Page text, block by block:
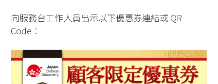
向服務台工作人員出示以下優惠券連結或 QR
Code：